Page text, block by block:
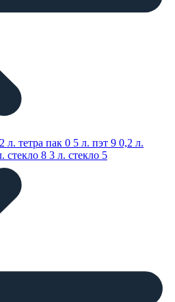
2 л. тетра пак 0 5 л. пэт 9 0,2 л.
стекло 8 3 л. стекло 5